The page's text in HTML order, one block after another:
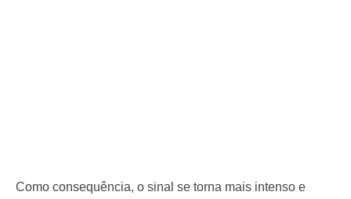
Como consequência, o sinal se torna mais intenso e